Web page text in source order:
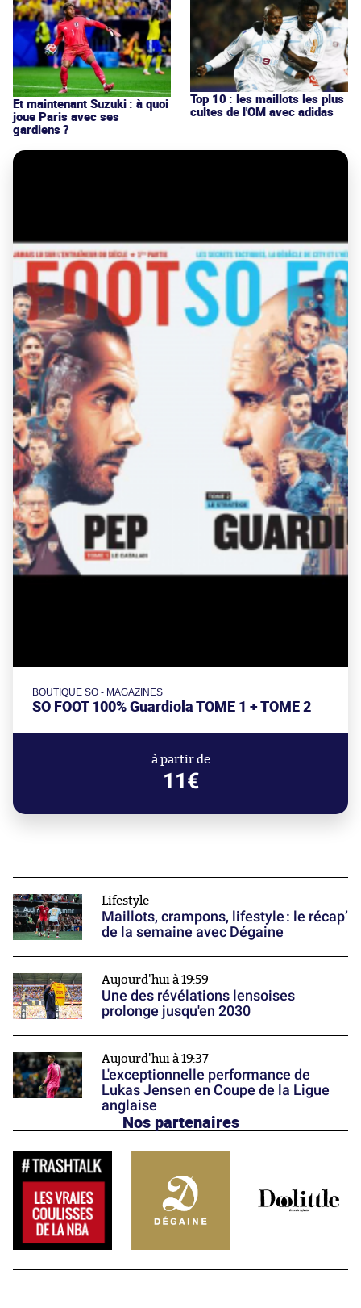
Et maintenant Suzuki : à quoi
joue Paris avec ses
gardiens ?
Top 10 : les maillots les plus
cultes de l'OM avec adidas
BOUTIQUE SO - MAGAZINES
SO FOOT 100% Guardiola TOME 1 + TOME 2
à partir de
11€
Lifestyle
Maillots, crampons, lifestyle : le récap’
de la semaine avec Dégaine
Aujourd'hui à 19:59
Une des révélations lensoises
prolonge jusqu'en 2030
Aujourd'hui à 19:37
L'exceptionnelle performance de
Lukas Jensen en Coupe de la Ligue
anglaise
Nos partenaires